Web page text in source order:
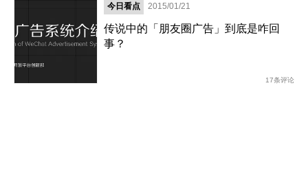
今日看点 2015/01/21
传说中的「朋友圈广告」到底是咋回
事？
17条评论